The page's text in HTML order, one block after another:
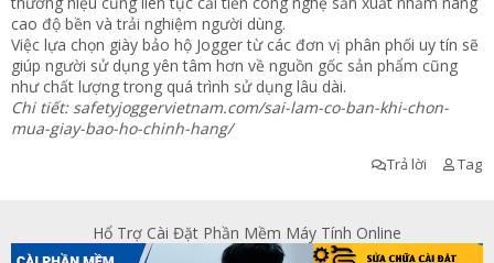
cao độ bền và trải nghiệm người dùng.
Việc lựa chọn giày bảo hộ Jogger từ các đơn vị phân phối uy tín sẽ
giúp người sử dụng yên tâm hơn về nguồn gốc sản phẩm cũng
như chất lượng trong quá trình sử dụng lâu dài.
Chi tiết: safetyjoggervietnam.com/sai-lam-co-ban-khi-chon-
mua-giay-bao-ho-chinh-hang/
Trả lời Tag
Hổ Trợ Cài Đặt Phần Mềm Máy Tính Online